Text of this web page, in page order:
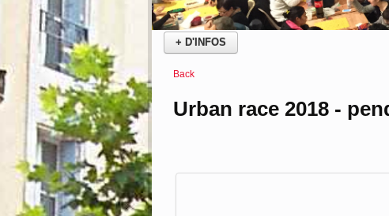
Sans plus attendre cliquer sur le bouton
retour pour sa 7 ème édition dans
+ D'INFOS
Back
Urban race 2018 -